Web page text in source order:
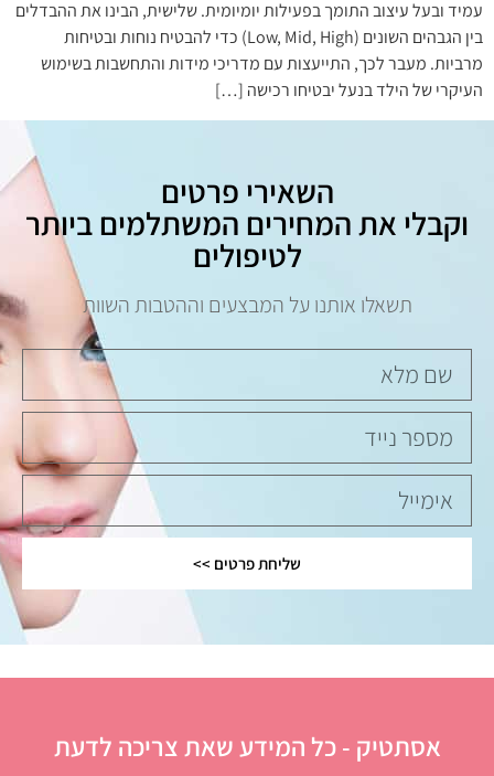
עמיד ובעל עיצוב התומך בפעילות יומיומית. שלישית, הבינו את ההבדלים
בין הגבהים השונים (Low, Mid, High) כדי להבטיח נוחות ובטיחות
מרביות. מעבר לכך, התייעצות עם מדריכי מידות והתחשבות בשימוש
העיקרי של הילד בנעל יבטיחו רכישה […]
השאירי פרטים
וקבלי את המחירים המשתלמים ביותר
לטיפולים
תשאלו אותנו על המבצעים וההטבות השוות
שליחת פרטים >>
אסתטיק - כל המידע שאת צריכה לדעת